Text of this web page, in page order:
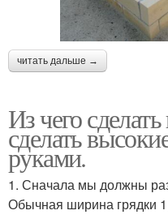
читать дальше →
Из чего
сделать
руками.
1. Сначала мы должны
Обычная ширина грядки